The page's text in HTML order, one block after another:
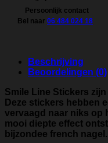
Persoonlijk contact
Bel naar 06 484 024 18
Beschrijving
Beoordelingen (0)
Smile Line Stickers
Deze stickers hebben
vervaagd naar niks op
mooi diepte effect
bijzondee french nagel.